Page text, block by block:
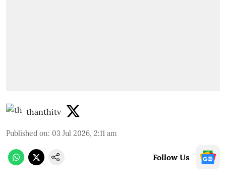
thanthitv
Published on: 03 Jul 2026, 2:11 am
Follow Us